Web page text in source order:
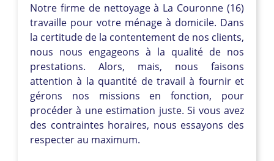
Notre firme de nettoyage à La Couronne (16)
travaille pour votre ménage à domicile. Dans
la certitude de la contentement de nos clients,
nous nous engageons à la qualité de nos
prestations. Alors, mais, nous faisons
attention à la quantité de travail à fournir et
gérons nos missions en fonction, pour
procéder à une estimation juste. Si vous avez
des contraintes horaires, nous essayons des
respecter au maximum.